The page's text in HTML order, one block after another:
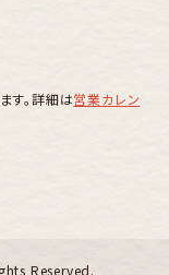
す。詳細は営業カレン
Reserved.